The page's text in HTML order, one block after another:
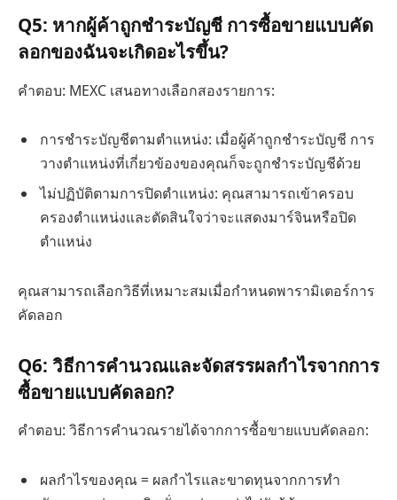
Q5: หากผู้ค้าถูกชำระบัญชี การซื้อขายแบบคัด
ลอกของฉันจะเกิดอะไรขึ้น?
คำตอบ: MEXC เสนอทางเลือกสองรายการ:
การชำระบัญชีตามตำแหน่ง: เมื่อผู้ค้าถูกชำระบัญชี การ
วางตำแหน่งที่เกี่ยวข้องของคุณก็จะถูกชำระบัญชีด้วย
ไม่ปฏิบัติตามการปิดตำแหน่ง: คุณสามารถเข้าครอบ
ครองตำแหน่งและตัดสินใจว่าจะแสดงมาร์จินหรือปิด
ตำแหน่ง
คุณสามารถเลือกวิธีที่เหมาะสมเมื่อกำหนดพารามิเตอร์การ
คัดลอก
Q6: วิธีการคำนวณและจัดสรรผลกำไรจากการ
ซื้อขายแบบคัดลอก?
คำตอบ: วิธีการคำนวณรายได้จากการซื้อขายแบบคัดลอก:
ผลกำไรของคุณ = ผลกำไรและขาดทุนจากการทำ